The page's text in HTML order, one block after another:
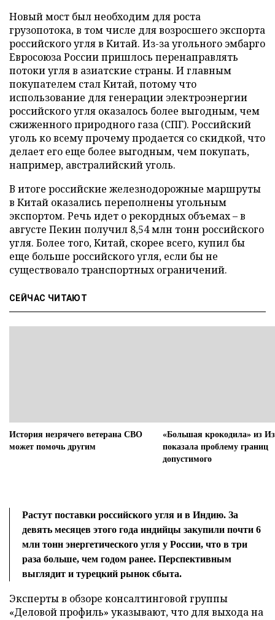
Новый мост был необходим для роста
грузопотока, в том числе для возросшего экспорта
российского угля в Китай. Из-за угольного эмбарго
Евросоюза России пришлось перенаправлять
потоки угля в азиатские страны. И главным
покупателем стал Китай, потому что
использование для генерации электроэнергии
российского угля оказалось более выгодным, чем
сжиженного природного газа (СПГ). Российский
уголь ко всему прочему продается со скидкой, что
делает его еще более выгодным, чем покупать,
например, австралийский уголь.
В итоге российские железнодорожные маршруты
в Китай оказались переполнены угольным
экспортом. Речь идет о рекордных объемах – в
августе Пекин получил 8,54 млн тонн российского
угля. Более того, Китай, скорее всего, купил бы
еще больше российского угля, если бы не
существовало транспортных ограничений.
СЕЙЧАС ЧИТАЮТ
История незрячего ветерана СВО
может помочь другим
«Большая крокодила» из
показала проблему границ
допустимого
Растут поставки российского угля и в Индию. За
девять месяцев этого года индийцы закупили почти 6
млн тонн энергетического угля у России, что в три
раза больше, чем годом ранее. Перспективным
выглядит и турецкий рынок сбыта.
Эксперты в обзоре консалтинговой группы
«Деловой профиль» указывают, что для выхода на